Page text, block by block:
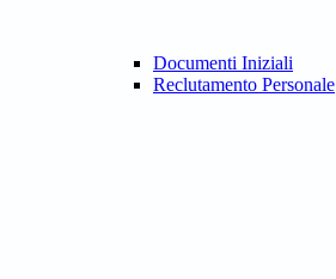
Documenti Iniziali
Reclutamento Personale